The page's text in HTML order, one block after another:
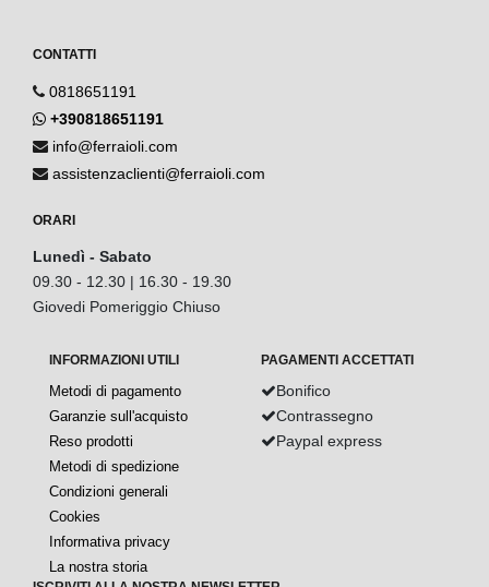
CONTATTI
0818651191
+390818651191
info@ferraioli.com
assistenzaclienti@ferraioli.com
ORARI
Lunedì - Sabato
09.30 - 12.30 | 16.30 - 19.30
Giovedi Pomeriggio Chiuso
INFORMAZIONI UTILI
Metodi di pagamento
Garanzie sull'acquisto
Reso prodotti
Metodi di spedizione
Condizioni generali
Cookies
Informativa privacy
La nostra storia
PAGAMENTI ACCETTATI
Bonifico
Contrassegno
Paypal express